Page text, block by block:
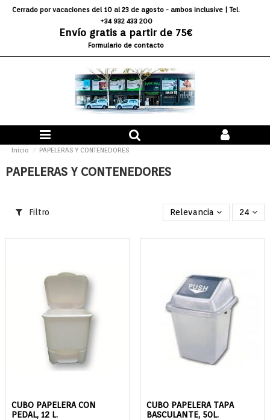
Cerrado por vacaciones del 10 al 23 de agosto - ambos inclusive | Tel.
+34 932 433 200
Envío gratis a partir de 75€
Formulario de contacto
Inicio PAPELERAS Y CONTENEDORES
PAPELERAS Y CONTENEDORES
Filtro Relevancia 24
CUBO PAPELERA CON
PEDAL, 12 L.
CUBO PAPELERA TAPA
BASCULANTE, 50L.